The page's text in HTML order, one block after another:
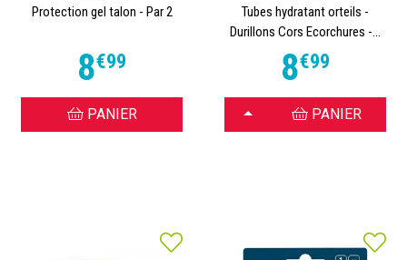
Protection gel talon - Par 2
8€99
PANIER
Tubes hydratant orteils -
Durillons Cors Ecorchures -...
8€99
CHOISIR PANIER